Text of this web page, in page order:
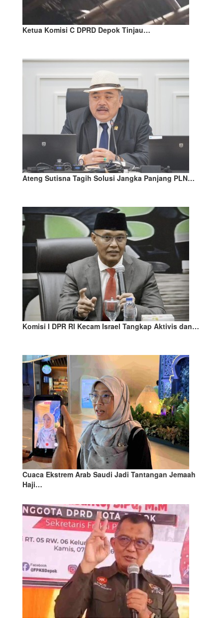
Ketua Komisi C DPRD Depok Tinjau…
Ateng Sutisna Tagih Solusi Jangka Panjang PLN…
Komisi I DPR RI Kecam Israel Tangkap Aktivis dan…
Cuaca Ekstrem Arab Saudi Jadi Tantangan Jemaah
Haji…